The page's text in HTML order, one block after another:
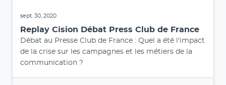
sept. 30, 2020
Replay Cision Débat Press Club de France
Débat au Presse Club de France : Quel a été l'impact
de la crise sur les campagnes et les métiers de la
communication ?